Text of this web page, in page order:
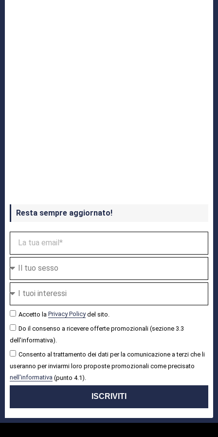
Resta sempre aggiornato!
Accetto la Privacy Policydel sito.
Do il consenso a ricevere offerte promozionali (sezione 3.3
dell'informativa).
Consento al trattamento dei dati per la comunicazione a terzi che li
useranno per inviarmi loro proposte promozionali come precisato
nell'informativa (punto 4.1).
ISCRIVITI